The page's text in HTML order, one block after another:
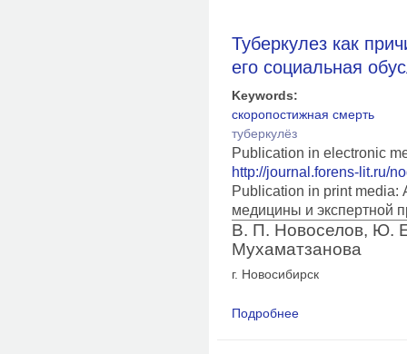
Туберкулез как
его социальная
Keywords:
скоропостижная смерть
туберкулёз
Publication in electronic
http://journal.forens-lit.ru/
Publication in print media:
медицины и экспертной
В. П. Новоселов, Ю.
Мухаматзанова
г. Новосибирск
Подробнее